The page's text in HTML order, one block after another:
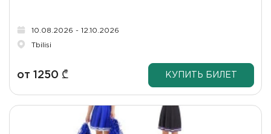
10.08.2026 - 12.10.2026
Tbilisi
от 1250 ₾ КУПИТЬ БИЛЕТ